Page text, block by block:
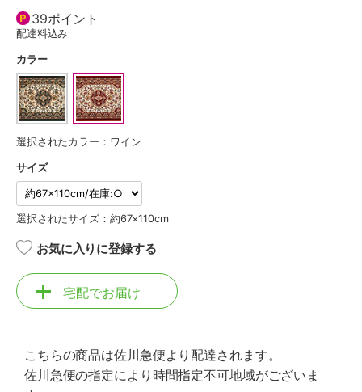
39ポイント
配達料込み
カラー
選択されたカラー：ワイン
サイズ
選択されたサイズ：約67×110cm
お気に入りに登録する
宅配でお届け
こちらの商品は佐川急便より配達されます。
佐川急便の指定により時間指定不可地域がございま